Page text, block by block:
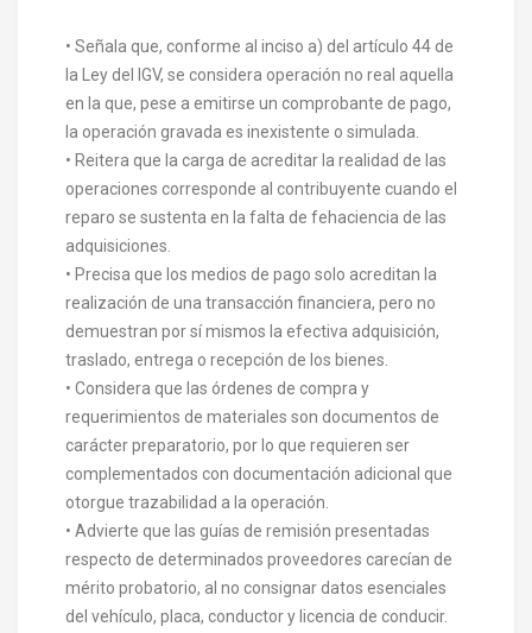
• Señala que, conforme al inciso a) del artículo 44 de
la Ley del IGV, se considera operación no real aquella
en la que, pese a emitirse un comprobante de pago,
la operación gravada es inexistente o simulada.
• Reitera que la carga de acreditar la realidad de las
operaciones corresponde al contribuyente cuando el
reparo se sustenta en la falta de fehaciencia de las
adquisiciones.
• Precisa que los medios de pago solo acreditan la
realización de una transacción financiera, pero no
demuestran por sí mismos la efectiva adquisición,
traslado, entrega o recepción de los bienes.
• Considera que las órdenes de compra y
requerimientos de materiales son documentos de
carácter preparatorio, por lo que requieren ser
complementados con documentación adicional que
otorgue trazabilidad a la operación.
• Advierte que las guías de remisión presentadas
respecto de determinados proveedores carecían de
mérito probatorio, al no consignar datos esenciales
del vehículo, placa, conductor y licencia de conducir.